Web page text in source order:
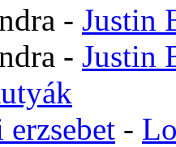
- Justin
- Justin
-